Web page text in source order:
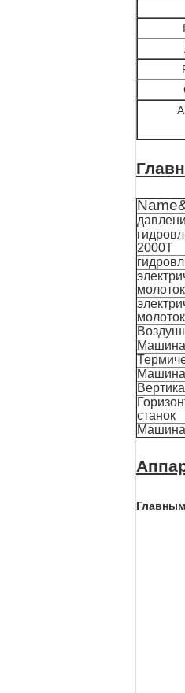
2000T
Машина
станок
Машина